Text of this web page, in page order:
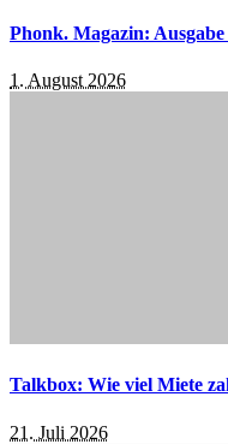
Phonk. Magazin: Ausgabe
1. August 2026
Talkbox: Wie viel Miete
21. Juli 2026